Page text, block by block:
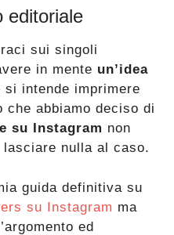
editoriale
sui singoli
in mente un’idea
si intende imprimere
che abbiamo deciso di
su Instagram non
nulla al caso.
guida definitiva su
su Instagram ma
ed